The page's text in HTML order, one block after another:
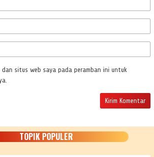
dan situs web saya pada peramban ini untuk
TOPIK POPULER